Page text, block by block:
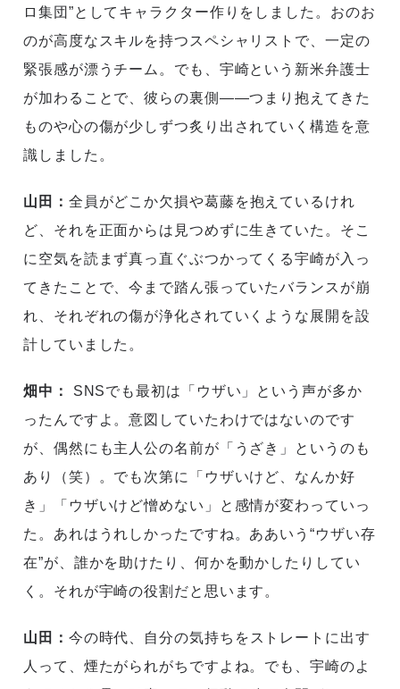
ロ集団”としてキャラクター作りをしました。おのお
のが高度なスキルを持つスペシャリストで、一定の
緊張感が漂うチーム。でも、宇崎という新米弁護士
が加わることで、彼らの裏側――つまり抱えてきた
ものや心の傷が少しずつ炙り出されていく構造を意
識しました。
山田： 全員がどこか欠損や葛藤を抱えているけれ
ど、それを正面からは見つめずに生きていた。そこ
に空気を読まず真っ直ぐぶつかってくる宇崎が入っ
てきたことで、今まで踏ん張っていたバランスが崩
れ、それぞれの傷が浄化されていくような展開を設
計していました。
畑中： SNSでも最初は「ウザい」という声が多か
ったんですよ。意図していたわけではないのです
が、偶然にも主人公の名前が「うざき」というのも
あり（笑）。でも次第に「ウザいけど、なんか好
き」「ウザいけど憎めない」と感情が変わっていっ
た。あれはうれしかったですね。ああいう“ウザい存
在”が、誰かを助けたり、何かを動かしたりしてい
く。それが宇崎の役割だと思います。
山田： 今の時代、自分の気持ちをストレートに出す
人って、煙たがられがちですよね。でも、宇崎のよ